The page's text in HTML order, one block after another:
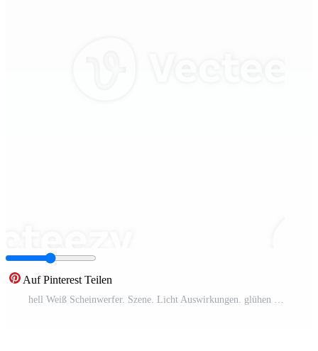
Auf Pinterest Teilen
hell Weiß Scheinwerfer. Szene. Licht Auswirkungen. glühen Licht Wirkung. glühend Lampe. . Illustration Nummer 194 Pro PNG